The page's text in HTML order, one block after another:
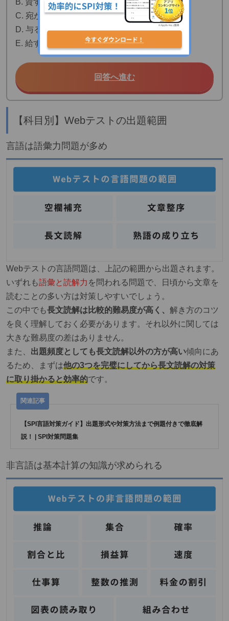
B. 資する
C. 宛がう
D. 与る
E. 給する
回答へ進む
【科目別】Webテストの出題範囲
言語は語彙力問題が多め
Webテストの言語問題は、上記の範囲から出題されます。
いずれも語彙と読解力 を問われる問題で、日頃から文章を
読むことの多い方は対策しやすいでしょう。
この中でも長文読解は比較的難易度が高く、 解き方のコツ
を良く理解しておく必要があります。それ以外に関しては
大きな難易度の差はありません。
また、 出題頻度としても長文読解以外の方が高い傾向にあ
るため、まずは他の3つを完璧にしてから長文読解の対策
に取り掛かると効率的です。
【SPI言語対策ガイド】出題形式や対策方法まで例題付きで徹底解
説！ | SPI対策問題集
非言語は基本計算の知識が求められる